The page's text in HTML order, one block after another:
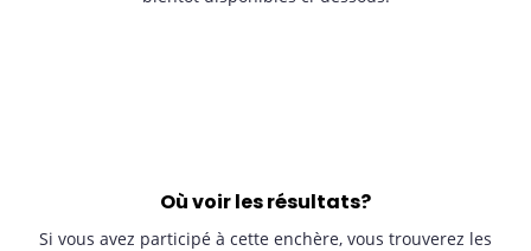
Où voir les résultats?
Si vous avez participé à cette enchère, vous trouverez les